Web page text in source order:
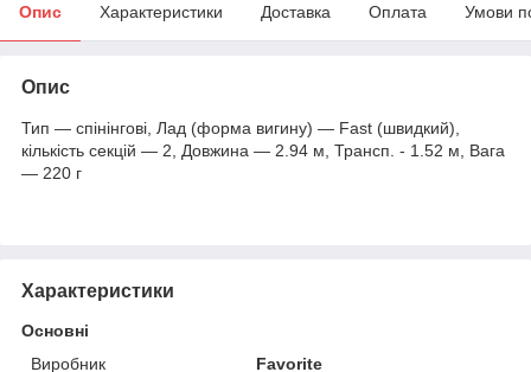
Опис Характеристики Доставка Оплата Умови
Опис
Тип — спінінгові, Лад (форма вигину) — Fast (швидкий),
кількість секцій — 2, Довжина — 2.94 м, Трансп. - 1.52 м, Вага
— 220 г
Характеристики
Основні
Виробник
Favorite